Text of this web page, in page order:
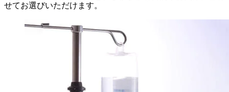
せてお選びいただけます。